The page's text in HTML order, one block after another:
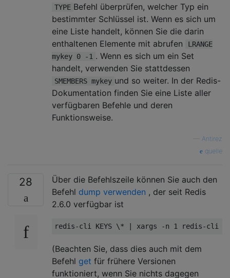
TYPE Befehl überprüfen, welcher Typ ein
bestimmter Schlüssel ist. Wenn es sich um
eine Liste handelt, können Sie die darin
enthaltenen Elemente mit abrufen
LRANGE
mykey 0 -1 . Wenn es sich um ein Set
handelt, verwenden Sie stattdessen
SMEMBERS mykey und so weiter. In der Redis-
Dokumentation finden Sie eine Liste aller
verfügbaren Befehle und deren
Funktionsweise.
Antirez
quelle
28
Über die Befehlszeile können Sie auch den
Befehl dump verwenden , der seit Redis
2.6.0 verfügbar ist
redis-cli KEYS \*
(Beachten Sie, dass dies auch mit dem
Befehl get für frühere Versionen
funktioniert, wenn Sie nichts dagegen